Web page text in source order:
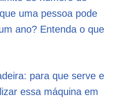
uma pessoa pode
ano? Entenda o que
para que serve e
essa máquina em